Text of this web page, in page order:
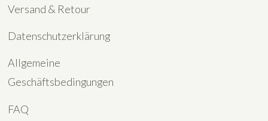
Versand & Retour
Datenschutzerklärung
Allgemeine
Geschäftsbedingungen
FAQ